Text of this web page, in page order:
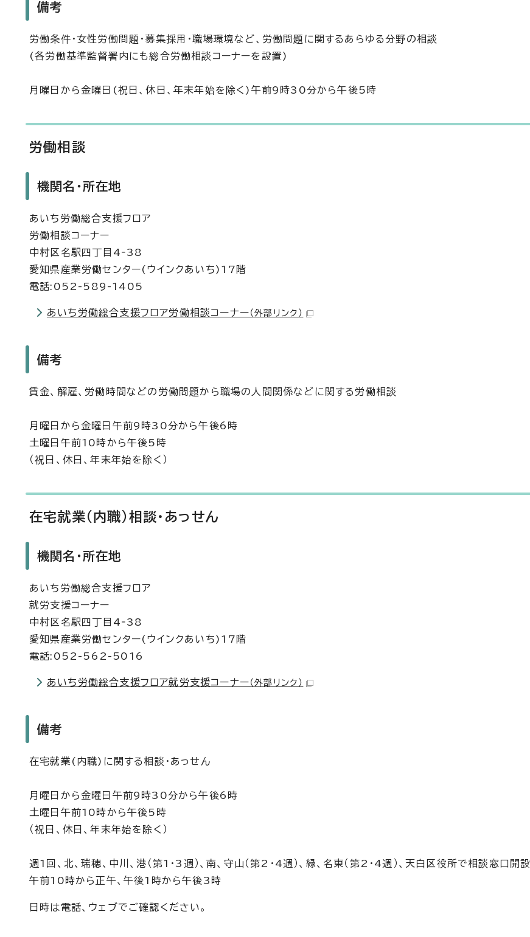
備考
労働条件・女性労働問題・募集採用・職場環境など、労働問題に関するあらゆる分野の相談
(各労働基準監督署内にも総合労働相談コーナーを設置)
月曜日から金曜日(祝日、休日、年末年始を除く)午前9時30分から午後5時
労働相談
機関名・所在地
あいち労働総合支援フロア
労働相談コーナー
中村区名駅四丁目4‐38
愛知県産業労働センター(ウインクあいち)17階
電話:052-589-1405
あいち労働総合支援フロア労働相談コーナー （外部リンク）
備考
賃金、解雇、労働時間などの労働問題から職場の人間関係などに関する労働相談
月曜日から金曜日午前9時30分から午後6時
土曜日午前10時から午後5時
（祝日、休日、年末年始を除く）
在宅就業(内職)相談・あっせん
機関名・所在地
あいち労働総合支援フロア
就労支援コーナー
中村区名駅四丁目4‐38
愛知県産業労働センター(ウインクあいち)17階
電話:052-562-5016
あいち労働総合支援フロア就労支援コーナー （外部リンク）
備考
在宅就業(内職)に関する相談・あっせん
月曜日から金曜日午前9時30分から午後6時
土曜日午前10時から午後5時
（祝日、休日、年末年始を除く）
週1回、北、瑞穂、中川、港（第1・3週）、南、守山（第2・4週）、緑、名東（第2・4週）、天白区役所で相談窓口開設
午前10時から正午、午後1時から午後3時
日時は電話、ウェブでご確認ください。